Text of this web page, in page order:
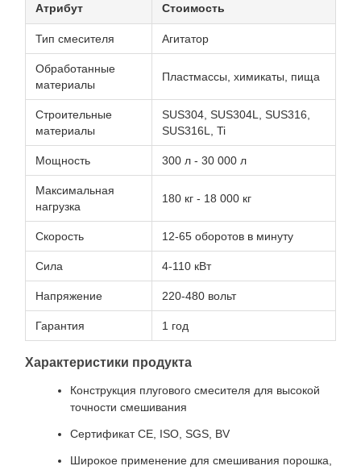
Атрибут Стоимость
Тип смесителя Агитатор
Обработанные
материалы
Пластмассы, химикаты, пища
Строительные
материалы
SUS304, SUS304L, SUS316,
SUS316L, Ti
Мощность 300 л - 30 000 л
Максимальная
нагрузка
180 кг - 18 000 кг
Скорость 12-65 оборотов в минуту
Сила 4-110 кВт
Напряжение 220-480 вольт
Гарантия 1 год
Характеристики продукта
Конструкция плугового смесителя для высокой
точности смешивания
Сертификат CE, ISO, SGS, BV
Широкое применение для смешивания порошка,